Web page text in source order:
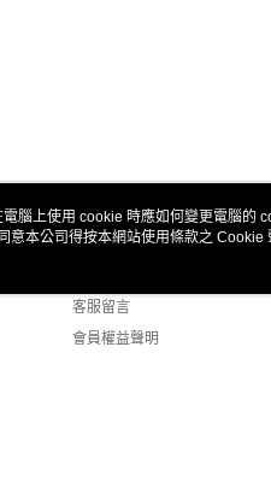
客服資訊
客服留言
會員權益聲明
腦上使用 cookie 時應如何變更電腦的
意本公司得按本網站使用條款之 Cookie